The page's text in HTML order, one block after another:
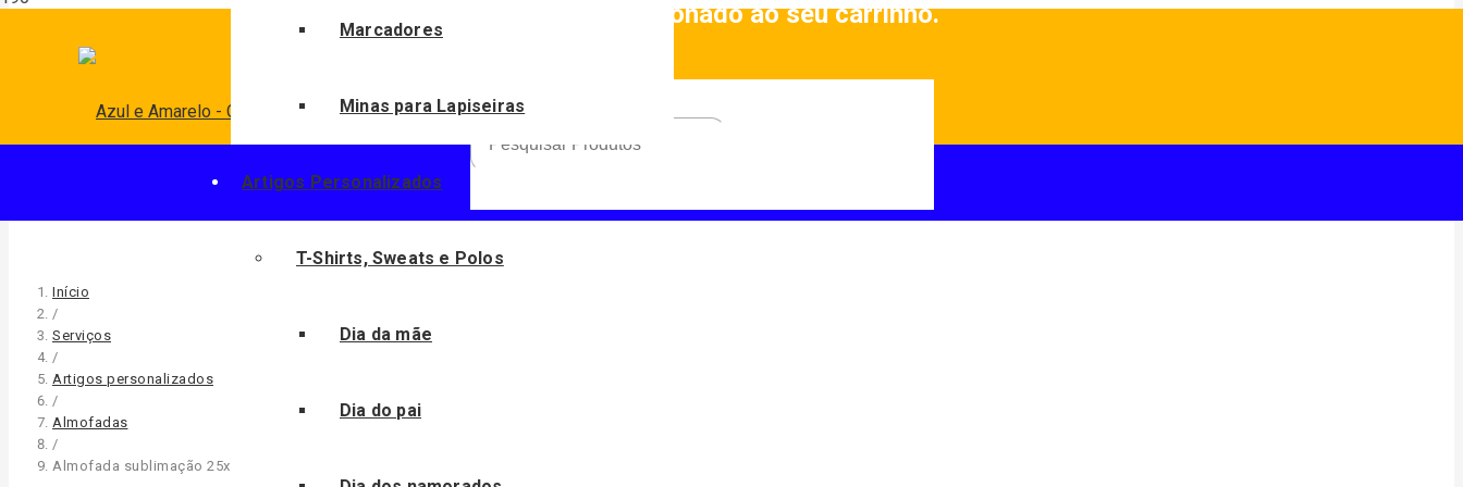
foi adicionado ao seu carrinho.
Marcadores
Minas para Lapiseiras
Artigos Personalizados
T-Shirts, Sweats e Polos
Dia da mãe
Dia do pai
Início
/
Serviços
/
Artigos personalizados
/
Almofadas
/
Almofada sublimação 25x35cm c/ enchimento